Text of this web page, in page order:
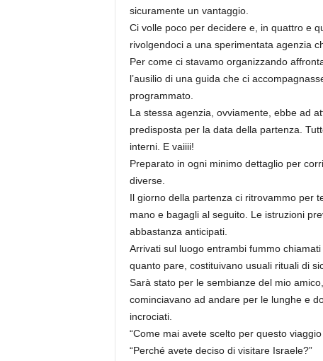
sicuramente un vantaggio.
Ci volle poco per decidere e, in quattro e
rivolgendoci a una sperimentata agenzia
Per come ci stavamo organizzando
l’ausilio di una guida che ci
programmato.
La stessa agenzia, ovviamente, ebbe ad
predisposta per la data della partenza.
interni. E vaiiii!
Preparato in ogni minimo dettaglio per
diverse.
Il giorno della partenza ci ritrovammo per
mano e bagagli al seguito. Le istruzioni
abbastanza anticipati.
Arrivati sul luogo entrambi fummo
quanto pare, costituivano usuali rituali di
Sarà stato per le sembianze del mio
cominciavano ad andare per le lunghe e
incrociati.
“Come mai avete scelto per questo
“Perché avete deciso di visitare Israele?”